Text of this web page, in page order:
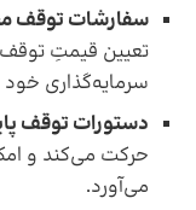
سفارشات توقف
تعیین قیمتِ
سرمایه‌گذاری
دستورات توقف
حرکت می‌کند و
می‌آورد.